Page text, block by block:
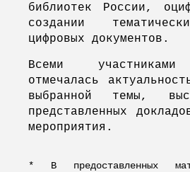
библиотек России,
создании
цифровых документов.
Всеми участниками
отмечалась
выбранной темы,
представленных
мероприятия.
* В предоставленных